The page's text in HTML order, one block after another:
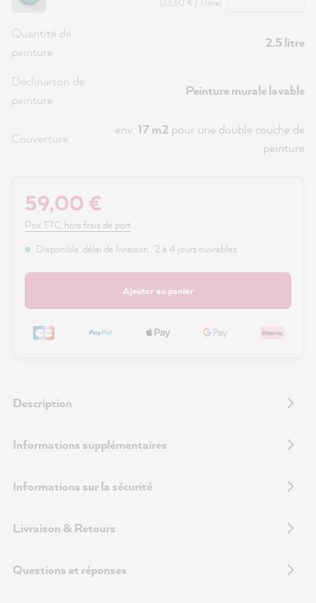
Quantité de
peinture
2.5 litre
Déclinaison de
peinture
Peinture murale lavable
Couverture
env. 17 m2 pour une double couche de
peinture
59,00 €
Prix TTC, hors frais de port
Disponible, délai de livraison : 2 à 4 jours ouvrables
Ajouter au panier
Description
Informations supplémentaires
Informations sur la sécurité
Livraison & Retours
Questions et réponses